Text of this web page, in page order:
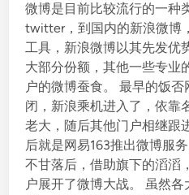
e
d
i
n
微博是目前比较流行的一种
twitter，到国内的新浪微博
工具，新浪微博以其先发优
大部分份额，其他一些专业
户的微博蚕食。 最早的饭
闭，新浪乘机进入了，依靠
老大，随后其他门户相继跟
后就是网易163推出微博服
不甘落后，借助旗下的滔滔
户展开了微博大战。 虽然